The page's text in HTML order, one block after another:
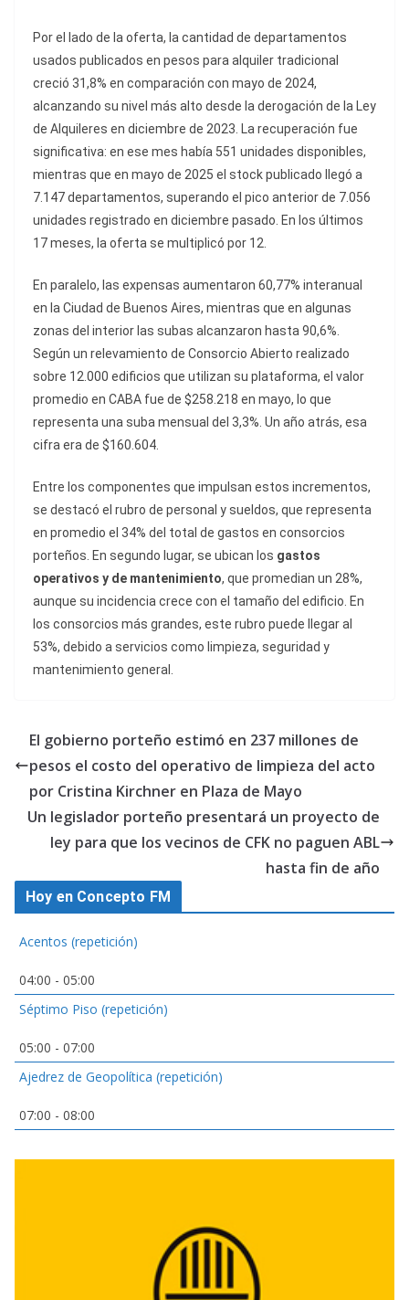
Por el lado de la oferta, la cantidad de departamentos
usados publicados en pesos para alquiler tradicional
creció 31,8% en comparación con mayo de 2024,
alcanzando su nivel más alto desde la derogación de la Ley
de Alquileres en diciembre de 2023. La recuperación fue
significativa: en ese mes había 551 unidades disponibles,
mientras que en mayo de 2025 el stock publicado llegó a
7.147 departamentos, superando el pico anterior de 7.056
unidades registrado en diciembre pasado. En los últimos
17 meses, la oferta se multiplicó por 12.
En paralelo, las expensas aumentaron 60,77% interanual
en la Ciudad de Buenos Aires, mientras que en algunas
zonas del interior las subas alcanzaron hasta 90,6%.
Según un relevamiento de Consorcio Abierto realizado
sobre 12.000 edificios que utilizan su plataforma, el valor
promedio en CABA fue de $258.218 en mayo, lo que
representa una suba mensual del 3,3%. Un año atrás, esa
cifra era de $160.604.
Entre los componentes que impulsan estos incrementos,
se destacó el rubro de personal y sueldos, que representa
en promedio el 34% del total de gastos en consorcios
porteños. En segundo lugar, se ubican los gastos
operativos y de mantenimiento, que promedian un 28%,
aunque su incidencia crece con el tamaño del edificio. En
los consorcios más grandes, este rubro puede llegar al
53%, debido a servicios como limpieza, seguridad y
mantenimiento general.
El gobierno porteño estimó en 237 millones de
pesos el costo del operativo de limpieza del acto
por Cristina Kirchner en Plaza de Mayo
Un legislador porteño presentará un proyecto de
ley para que los vecinos de CFK no paguen ABL
hasta fin de año
Hoy en Concepto FM
Acentos (repetición)
04:00 - 05:00
Séptimo Piso (repetición)
05:00 - 07:00
Ajedrez de Geopolítica (repetición)
07:00 - 08:00